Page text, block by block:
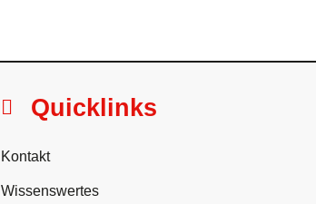
Quicklinks
Kontakt
Wissenswertes